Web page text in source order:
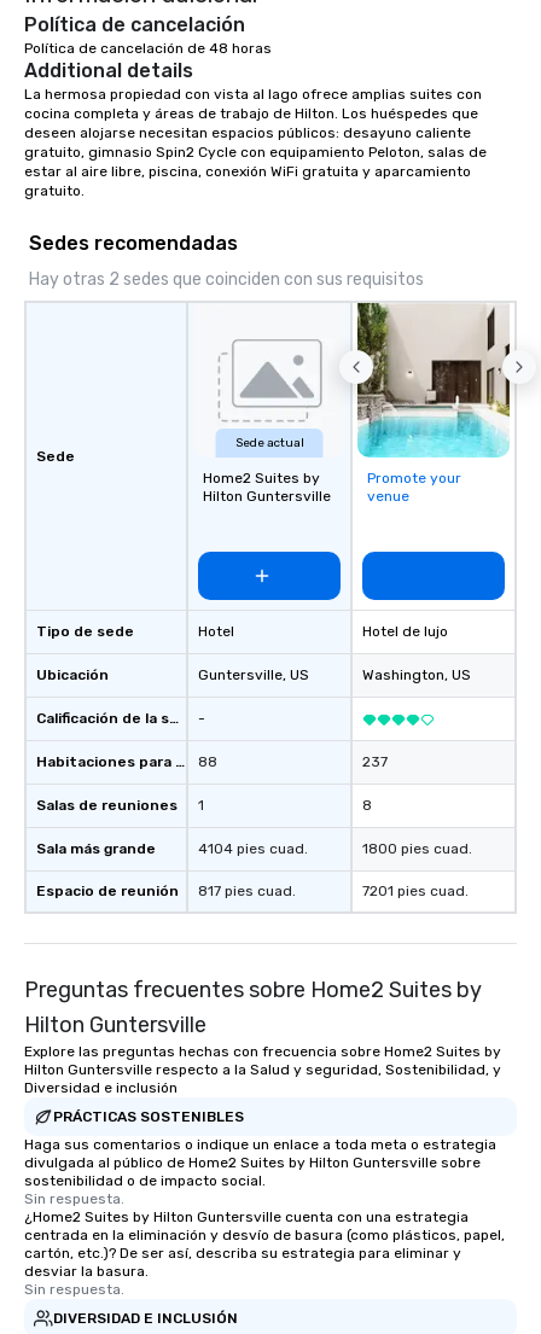
Política de cancelación
Política de cancelación de 48 horas
Additional details
La hermosa propiedad con vista al lago ofrece amplias suites con
cocina completa y áreas de trabajo de Hilton. Los huéspedes que
deseen alojarse necesitan espacios públicos: desayuno caliente
gratuito, gimnasio Spin2 Cycle con equipamiento Peloton, salas de
estar al aire libre, piscina, conexión WiFi gratuita y aparcamiento
gratuito.
Sedes recomendadas
Hay otras 2 sedes que coinciden con sus requisitos
Sede
Tipo de sede
Ubicación
Calificación de la sede
Habitaciones para huéspedes
Salas de reuniones
Sala más grande
Espacio de reunión
Sede actual
Home2 Suites by
Hilton Guntersville
Hotel
Guntersville, US
-
88
1
4104 pies cuad.
817 pies cuad.
Promote your
venue
Hotel de lujo
Washington, US
237
8
1800 pies cuad.
7201 pies cuad.
Preguntas frecuentes sobre Home2 Suites by
Hilton Guntersville
Explore las preguntas hechas con frecuencia sobre Home2 Suites by
Hilton Guntersville respecto a la Salud y seguridad, Sostenibilidad, y
Diversidad e inclusión
PRÁCTICAS SOSTENIBLES
Haga sus comentarios o indique un enlace a toda meta o estrategia
divulgada al público de Home2 Suites by Hilton Guntersville sobre
sostenibilidad o de impacto social.
Sin respuesta.
¿Home2 Suites by Hilton Guntersville cuenta con una estrategia
centrada en la eliminación y desvío de basura (como plásticos, papel,
cartón, etc.)? De ser así, describa su estrategia para eliminar y
desviar la basura.
Sin respuesta.
DIVERSIDAD E INCLUSIÓN